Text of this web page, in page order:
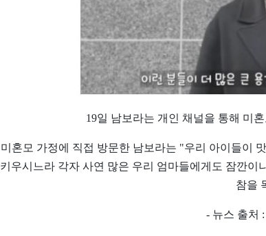
19일 남보라는 개인 채널을 통해 미
미혼모 가정에 직접 방문한 남보라는 "우리 아이들이
키우시느라 각자 사연 많은 우리 엄마들에게도 잠깐
참을
- 뉴스 출처